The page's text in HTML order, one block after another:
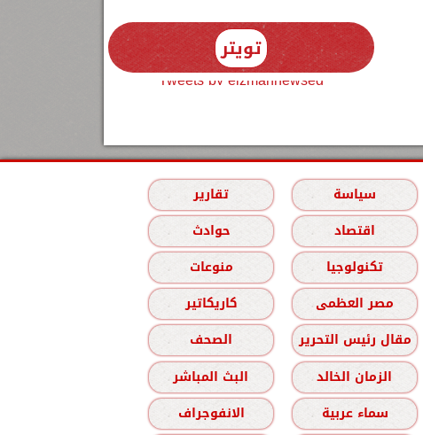
تويتر
Tweets by elzmannewseg
سياسة
تقارير
اقتصاد
حوادث
تكنولوجيا
منوعات
مصر العظمى
كاريكاتير
مقال رئيس التحرير
الصحف
الزمان الخالد
البث المباشر
سماء عربية الانفوجراف